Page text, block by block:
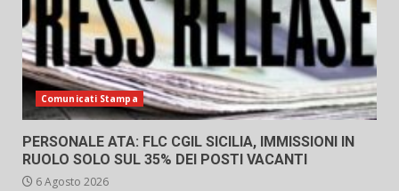
Comunicati Stampa
PERSONALE ATA: FLC CGIL SICILIA, IMMISSIONI IN
RUOLO SOLO SUL 35% DEI POSTI VACANTI
6 Agosto 2026